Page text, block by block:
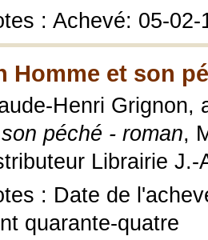
: Achevé: 05-02-
Homme et son
Henri Grignon,
péché - roman,
Librairie
: Date de
quarante-quatre